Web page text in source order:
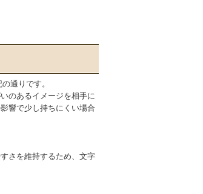
通りです。
のあるイメージを相手に
響で少し持ちにくい場合
さを維持するため、文字